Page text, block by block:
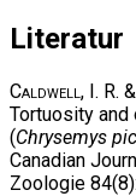
Literatur
Caldwell, I. R. &
Tortuosity
(Chrysemys
Canadian
Zoologie